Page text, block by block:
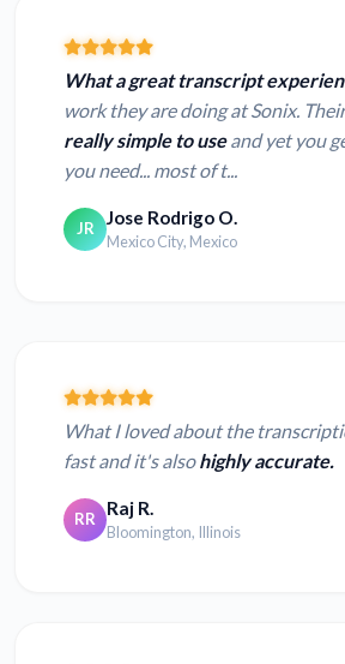
What a great transcript
work they are doing at Sonix.
really simple to useand yet you
you need... most of t...
JR Jose Rodrigo O.
Mexico City, Mexico
What I loved about the
fast and it's alsohighly accurate.
RR Raj R.
Bloomington, Illinois